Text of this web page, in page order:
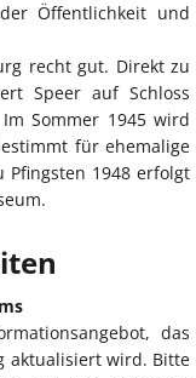
Öffentlichkeit und
recht gut. Direkt zu
Speer auf Schloss
Sommer 1945 wird
für ehemalige
Pfingsten 1948 erfolgt
das
aktualisiert wird. Bitte